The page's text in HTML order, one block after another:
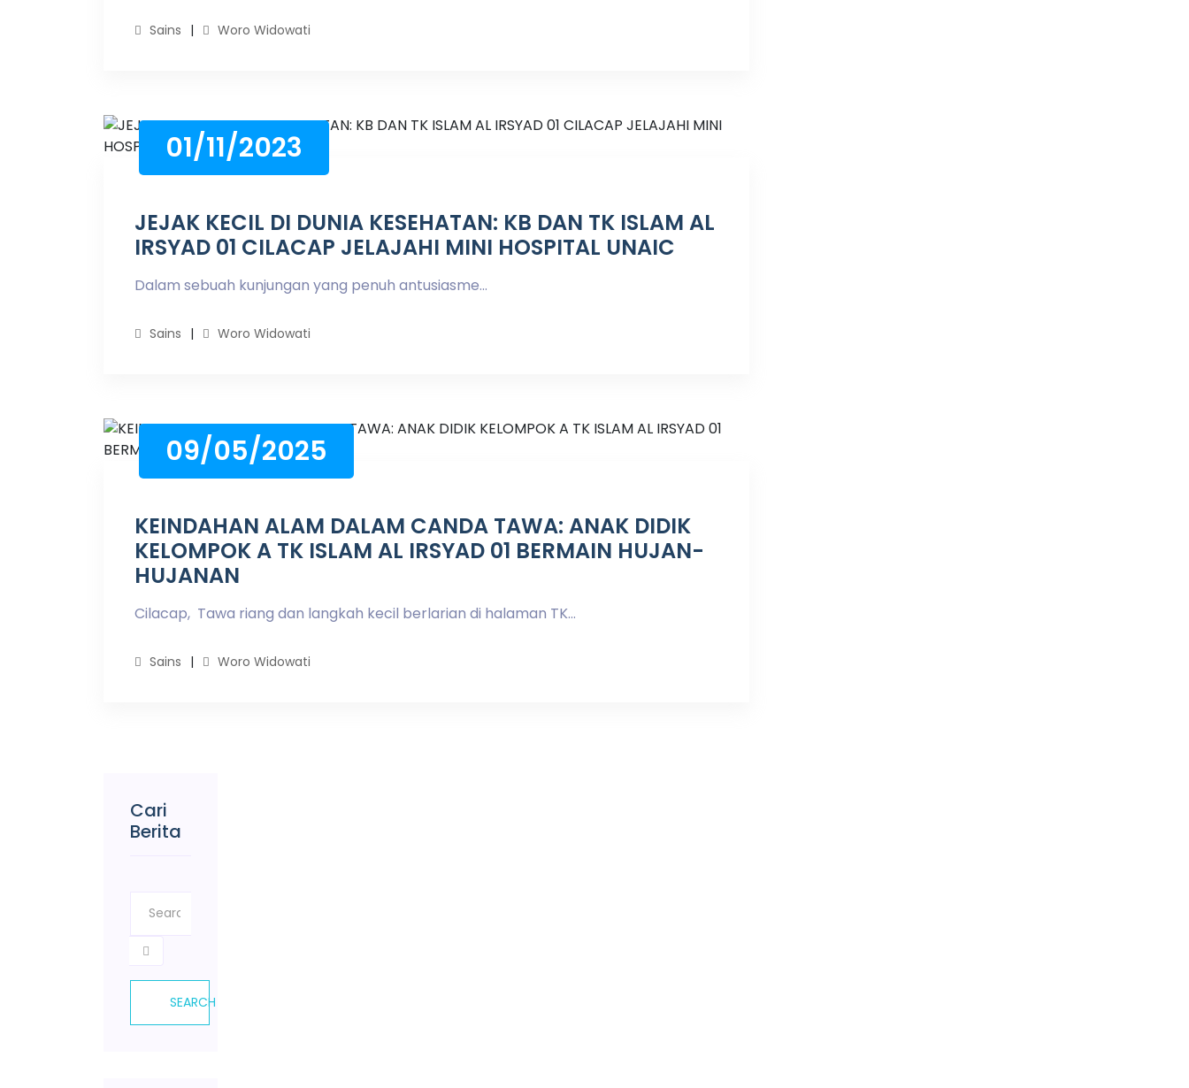
Sains Woro Widowati
01/11/2023
JEJAK KECIL DI DUNIA KESEHATAN: KB DAN TK ISLAM AL
IRSYAD 01 CILACAP JELAJAHI MINI HOSPITAL UNAIC
Dalam sebuah kunjungan yang penuh antusiasme...
Sains Woro Widowati
09/05/2025
KEINDAHAN ALAM DALAM CANDA TAWA: ANAK DIDIK
KELOMPOK A TK ISLAM AL IRSYAD 01 BERMAIN HUJAN-
HUJANAN
Cilacap, Tawa riang dan langkah kecil berlarian di halaman TK...
Sains Woro Widowati
Cari
Berita
SEARCH